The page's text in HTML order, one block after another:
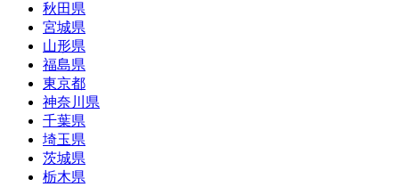
秋田県
宮城県
山形県
福島県
東京都
神奈川県
千葉県
埼玉県
茨城県
栃木県